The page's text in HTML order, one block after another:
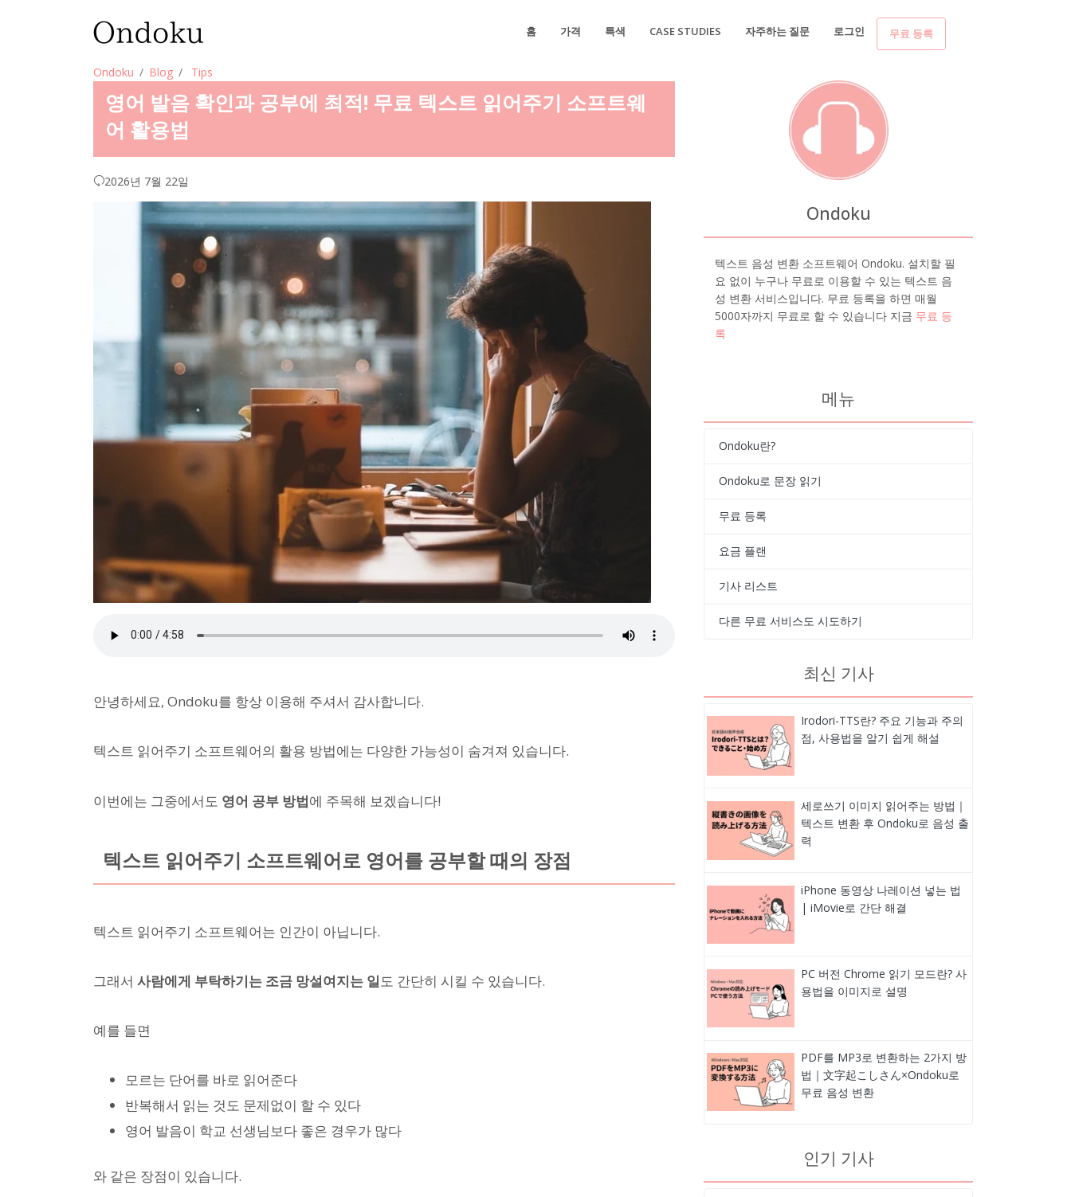
홈 가격 특색 CASE STUDIES 자주하는 질문 로그인 무료 등록
Ondoku Blog Tips
영어 발음 확인과 공부에 최적! 무료 텍스트 읽어주기 소프트웨
어 활용법
2026년 7월 22일
안녕하세요, Ondoku를 항상 이용해 주셔서 감사합니다.
텍스트 읽어주기 소프트웨어의 활용 방법에는 다양한 가능성이 숨겨져 있습니다.
이번에는 그중에서도 영어 공부 방법에 주목해 보겠습니다!
텍스트 읽어주기 소프트웨어로 영어를 공부할 때의 장점
텍스트 읽어주기 소프트웨어는 인간이 아닙니다.
그래서 사람에게 부탁하기는 조금 망설여지는 일도 간단히 시킬 수 있습니다.
예를 들면
모르는 단어를 바로 읽어준다
반복해서 읽는 것도 문제없이 할 수 있다
영어 발음이 학교 선생님보다 좋은 경우가 많다
와 같은 장점이 있습니다.
Ondoku
텍스트 음성 변환 소프트웨어 Ondoku. 설치할 필
요 없이 누구나 무료로 이용할 수 있는 텍스트 음
성 변환 서비스입니다. 무료 등록을 하면 매월
5000자까지 무료로 할 수 있습니다 지금 무료 등
록
메뉴
Ondoku란?
Ondoku로 문장 읽기
무료 등록
요금 플랜
기사 리스트
다른 무료 서비스도 시도하기
최신 기사
Irodori-TTS란? 주요 기능과 주의
점, 사용법을 알기 쉽게 해설
세로쓰기 이미지 읽어주는 방법｜
텍스트 변환 후 Ondoku로 음성 출
력
iPhone 동영상 나레이션 넣는 법
| iMovie로 간단 해결
PC 버전 Chrome 읽기 모드란? 사
용법을 이미지로 설명
PDF를 MP3로 변환하는 2가지 방
법｜文字起こしさん×Ondoku로
무료 음성 변환
인기 기사